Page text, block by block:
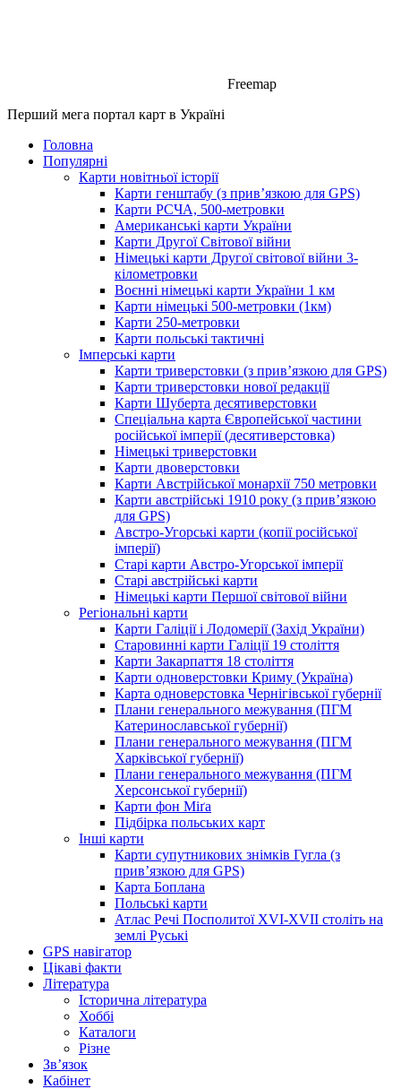
Freemap
Перший мега портал карт в Україні
Головна
Популярні
Карти новітньої історії
Карти генштабу (з прив’язкою для GPS)
Карти РСЧА, 500-метровки
Американські карти України
Карти Другої Світової війни
Німецькі карти Другої світової війни 3-
кілометровки
Воєнні німецькі карти України 1 км
Карти німецькі 500-метровки (1км)
Карти 250-метровки
Карти польські тактичні
Імперські карти
Карти триверстовки (з прив’язкою для GPS)
Карти триверстовки нової редакції
Карти Шуберта десятиверстовки
Спеціальна карта Європейської частини
російської імперії (десятиверстовка)
Німецькі триверстовки
Карти двоверстовки
Карти Австрійської монархії 750 метровки
Карти австрійські 1910 року (з прив’язкою
для GPS)
Австро-Угорські карти (копії російської
імперії)
Старі карти Австро-Угорської імперії
Старі австрійські карти
Німецькі карти Першої світової війни
Регіональні карти
Карти Галіції і Лодомерії (Захід України)
Старовинні карти Галіції 19 століття
Карти Закарпаття 18 століття
Карти одноверстовки Криму (Україна)
Карта одноверстовка Чернігівської губернії
Плани генерального межування (ПГМ
Катеринославської губернії)
Плани генерального межування (ПГМ
Харківської губернії)
Плани генерального межування (ПГМ
Херсонської губернії)
Карти фон Міґа
Підбірка польських карт
Інші карти
Карти супутникових знімків Гугла (з
прив’язкою для GPS)
Карта Боплана
Польські карти
Атлас Речі Посполитої XVI-XVII століть на
землі Руські
GPS навігатор
Цікаві факти
Література
Історична література
Хоббі
Каталоги
Різне
Зв’язок
Кабінет